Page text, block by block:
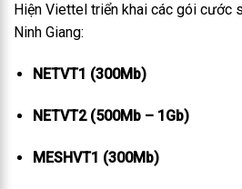
Hiện Viettel triển khai các gói cước
Ninh Giang:
NETVT1 (300Mb)
NETVT2 (500Mb – 1Gb)
MESHVT1 (300Mb)